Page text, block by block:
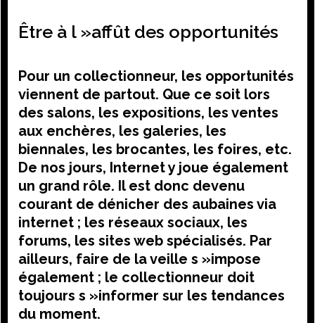
Être à l »affût des opportunités
Pour un collectionneur, les opportunités
viennent de partout. Que ce soit lors
des salons, les expositions, les ventes
aux enchères, les galeries, les
biennales, les brocantes, les foires, etc.
De nos jours, Internet y joue également
un grand rôle. Il est donc devenu
courant de dénicher des aubaines via
internet ; les réseaux sociaux, les
forums, les sites web spécialisés. Par
ailleurs, faire de la veille s »impose
également ; le collectionneur doit
toujours s »informer sur les tendances
du moment.